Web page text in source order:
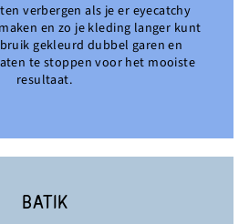
verbergen als je er eyecatchy
en zo je kleding langer kunt
gekleurd dubbel garen en
te stoppen voor het mooiste
resultaat.
BATIK